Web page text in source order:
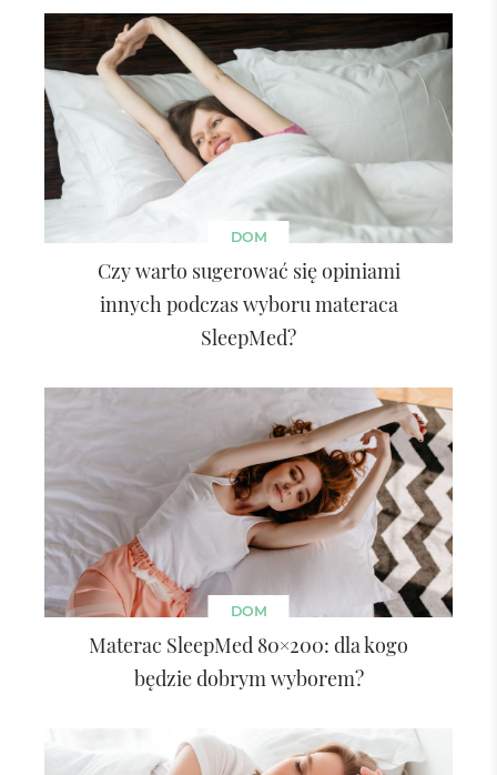
DOM
Czy warto sugerować się opiniami
innych podczas wyboru materaca
SleepMed?
DOM
Materac SleepMed 80×200: dla kogo
będzie dobrym wyborem?